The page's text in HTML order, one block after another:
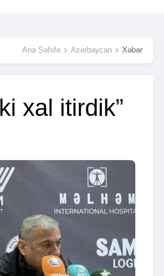
Ana Səhifə Azərbaycan Xəbər
xal itirdik”